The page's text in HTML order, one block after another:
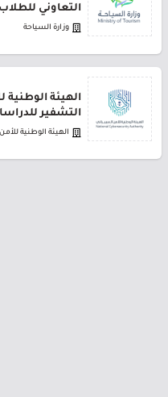
التعاوني
وزارة السياحة
الهيئة الوطنية
التشفير
الهيئة الوطنية